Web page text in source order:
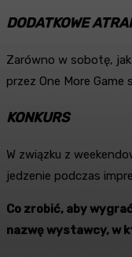
DODATKOWE
Zarówno w sobotę,
przez One More
KONKURS
W związku z
jedzenie podczas
Co zrobić, aby
nazwę wystawcy, w